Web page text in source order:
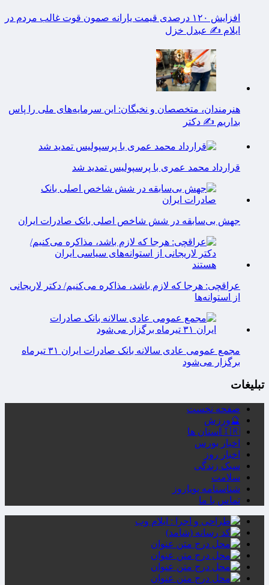
افزایش ۱۲۰ درصدی قیمت یارانه صمون قوت غالب مردم در
ایلام ✍️ عبدل خزل
هنرمندان، متخصصان و نخبگان: این سرمایه‌های ملی را پاس
بداریم ✍️ دکتر
قرارداد محمد عمری با پرسپولیس تمدید شد
جهش بی‌سابقه در شش شاخص اصلی بانک صادرات ایران
عراقچی: هرجا که لازم باشد، مذاکره می‌کنیم/ دکتر لاریجانی
از استوانه‌ها
مجمع عمومی عادی سالانه بانک صادرات ایران ۳۱ تیرماه
برگزار می‌شود
تبلیغات
صفحه نخست
🔮ورزش
🇮🇷استان ها
اخبار بورس
اخبار روز
سبک زندگی
سلامت
شناسنامه پویاروز
تماس با ما